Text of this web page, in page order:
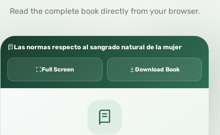
Read the complete book directly from your browser.
Las normas respecto al sangrado natural de la mujer
Full Screen Download Book